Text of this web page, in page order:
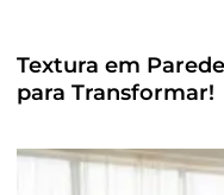
Textura em
para Transformar!